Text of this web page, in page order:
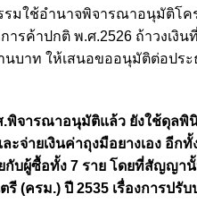
มใช้อำนาจพิจารณาอนุมัติโค
รค้าปกติ พ.ศ.2526 ถ้าวงเงิ
นบาท ให้เสนอขออนุมัติต่อปร
พิจารณาอนุมัติแล้ว ยังใช้ดุลพิ
จ่ายเงินค่าถุงมือยางเอง อีก
บผู้ซื้อทั้ง 7 ราย โดยที่สัญญา
(ครม.) ปี 2535 เรื่องการปรั